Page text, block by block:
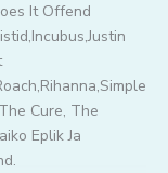
It Offend
Cure, The
Eplik Ja